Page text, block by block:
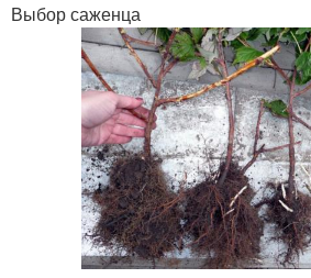
Выбор саженца